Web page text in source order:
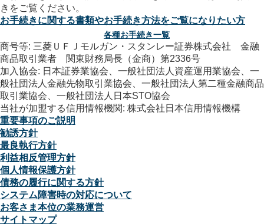
お手続きに関する書類やお手続き方法をご覧になりたい方
各種お手続き一覧
商号等: 三菱ＵＦＪモルガン・スタンレー証券株式会社 金融
商品取引業者 関東財務局長（金商）第2336号
加入協会: 日本証券業協会、一般社団法人資産運用業協会、一
般社団法人金融先物取引業協会、一般社団法人第二種金融商品
取引業協会、一般社団法人日本STO協会
当社が加盟する信用情報機関: 株式会社日本信用情報機構
重要事項のご説明
勧誘方針
最良執行方針
利益相反管理方針
個人情報保護方針
債務の履行に関する方針
システム障害時の対応について
お客さま本位の業務運営
サイトマップ